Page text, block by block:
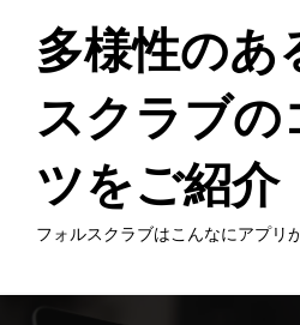
content多様性のあ
スクラブの
ツをご紹介
フォルスクラブはこんなにアプリ